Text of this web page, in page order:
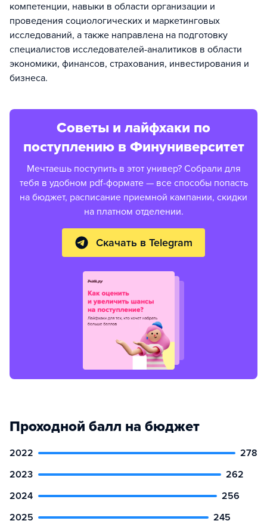
компетенции, навыки в области организации и
проведения социологических и маркетинговых
исследований, а также направлена на подготовку
специалистов исследователей-аналитиков в области
экономики, финансов, страхования, инвестирования и
бизнеса.
Советы и лайфхаки по
поступлению в Финуниверситет
Мечтаешь поступить в этот универ? Собрали для
тебя в удобном pdf-формате — все способы попасть
на бюджет, расписание приемной кампании, скидки
на платном отделении.
Скачать в Telegram
Проходной балл на бюджет
2022
278
2023
262
2024
256
2025
245